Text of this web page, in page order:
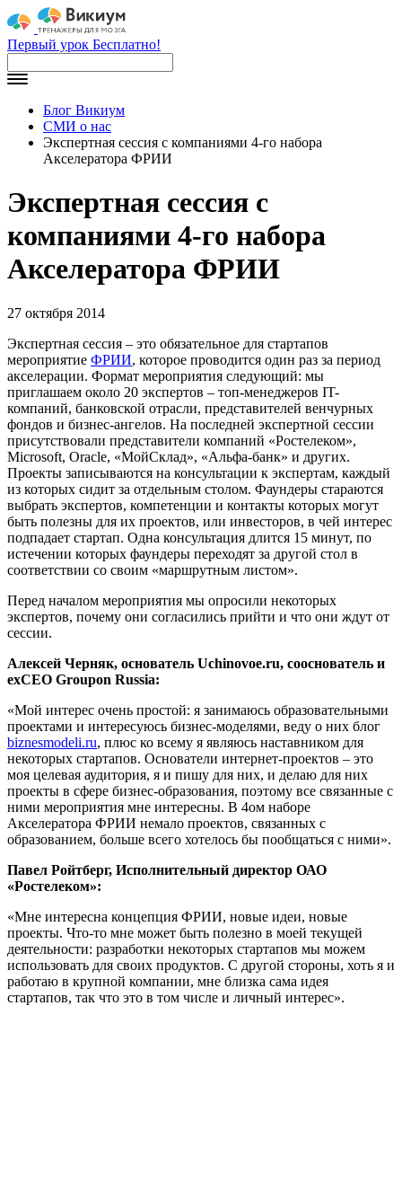
Первый урок Бесплатно!
Блог Викиум
СМИ о нас
Экспертная сессия с компаниями 4-го набора
Акселератора ФРИИ
Экспертная сессия с
компаниями 4-го набора
Акселератора ФРИИ
27 октября 2014
Экспертная сессия – это обязательное для стартапов
мероприятие ФРИИ, которое проводится один раз за период
акселерации. Формат мероприятия следующий: мы
приглашаем около 20 экспертов – топ-менеджеров IT-
компаний, банковской отрасли, представителей венчурных
фондов и бизнес-ангелов. На последней экспертной сессии
присутствовали представители компаний «Ростелеком»,
Microsoft, Oracle, «МойСклад», «Альфа-банк» и других.
Проекты записываются на консультации к экспертам, каждый
из которых сидит за отдельным столом. Фаундеры стараются
выбрать экспертов, компетенции и контакты которых могут
быть полезны для их проектов, или инвесторов, в чей интерес
подпадает стартап. Одна консультация длится 15 минут, по
истечении которых фаундеры переходят за другой стол в
соответствии со своим «маршрутным листом».
Перед началом мероприятия мы опросили некоторых
экспертов, почему они согласились прийти и что они ждут от
сессии.
Алексей Черняк, основатель Uchinovoe.ru, сооснователь и
exCEO Groupon Russia:
«Мой интерес очень простой: я занимаюсь образовательными
проектами и интересуюсь бизнес-моделями, веду о них блог
biznesmodeli.ru, плюс ко всему я являюсь наставником для
некоторых стартапов. Основатели интернет-проектов – это
моя целевая аудитория, я и пишу для них, и делаю для них
проекты в сфере бизнес-образования, поэтому все связанные с
ними мероприятия мне интересны. В 4ом наборе
Акселератора ФРИИ немало проектов, связанных с
образованием, больше всего хотелось бы пообщаться с ними».
Павел Ройтберг, Исполнительный директор ОАО
«Ростелеком»:
«Мне интересна концепция ФРИИ, новые идеи, новые
проекты. Что-то мне может быть полезно в моей текущей
деятельности: разработки некоторых стартапов мы можем
использовать для своих продуктов. С другой стороны, хоть я и
работаю в крупной компании, мне близка сама идея
стартапов, так что это в том числе и личный интерес».